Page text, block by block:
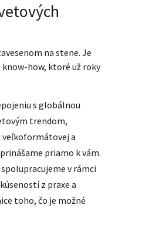
na stene. Je
how, ktoré už roky
s globálnou
trendom,
a
priamo k vám.
v rámci
z praxe a
toho, čo je možné